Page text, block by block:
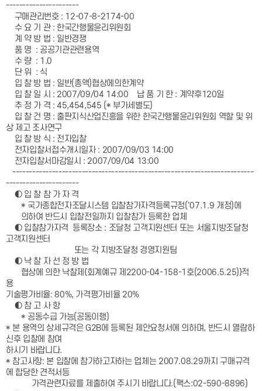
----------------------
구매관리번호 : 12-07-8-2174-00
수 요 기 관 : 한국간행물윤리위원회
계 약 방 법 : 일반경쟁
품 명 : 공공기관관련용역
수 량 : 1.0
단 위 : 식
입 찰 방 법 : 일반(총액)협상에의한계약
입 찰 일 시 : 2007/09/04 14:00 납 품 기 한 : 계약후120일
추 정 가 격 : 45,454,545 (* 부가세별도)
입 찰 건 명 : 출판지식산업진흥을 위한 한국간행물윤리위원회 역할 및 위
상 제고 조사연구
입 찰 방 식 : 전자입찰
전자입찰서접수개시일자 : 2007/09/03 14:00
전자입찰서마감일시 : 2007/09/04 13:00
-------------------------------------------------------------------------
----------------------
◐ 입 찰 참 가 자 격
* 국가종합전자조달시스템 입찰참가자격등록규정('07.1.9 개정)에
의하여 반드시 입찰전일까지 입찰참가 등록한 업체
◐ 입찰참가자격 등록장소 : 조달청 고객지원센터 또는 서울지방조달청
고객지원센터
또는 각 지방조달청 경영지원팀
◐ 낙 찰 자 선 정 방 법
협상에 의한 낙찰제{회계예규 제2200-04-158-1호(2006.5.25)}적
용
기술평가비율: 80%, 가격평가비율 20%
◐ 참 고 사 항
* 공동수급 가능(공동이행)
* 본 용역의 상세규격은 G2B에 등록된 제안요청서에 의하며, 반드시 열람하
신후 입찰에 참여
하시기 바랍니다.
* 참고사항: 본 입찰에 참가하고자하는 업체는 2007.08.29까지 구매규격
에 합당한 견적서등
가격관련자료를 제출하여 주시기 바랍니다.(팩스:02-590-8896)